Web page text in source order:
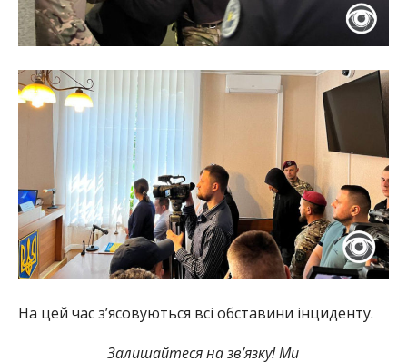
На цей час з’ясовуються всі обставини інциденту.
Залишайтеся на зв’язку! Ми